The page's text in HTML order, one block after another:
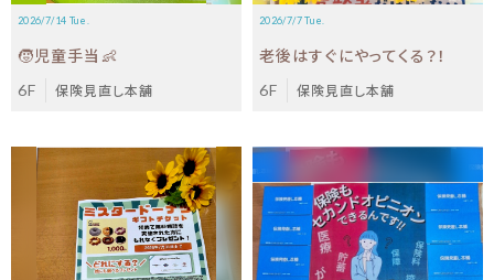
2026/7/14 Tue.
🧒児童手当👶
6F 保険見直し本舗
2026/7/7 Tue.
老後はすぐにやってくる？！
6F 保険見直し本舗